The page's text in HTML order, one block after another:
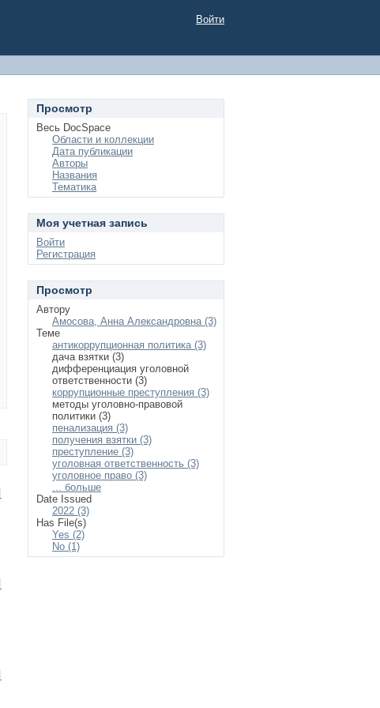
Войти
Просмотр
Весь DocSpace
Области и коллекции
Дата публикации
Авторы
Названия
Тематика
Моя учетная запись
Войти
Регистрация
Просмотр
Автору
Амосова, Анна Александровна (3)
Теме
антикоррупционная политика (3)
дача взятки (3)
дифференциация уголовной
ответственности (3)
коррупционные преступления (3)
методы уголовно-правовой
политики (3)
пенализация (3)
получения взятки (3)
преступление (3)
уголовная ответственность (3)
уголовное право (3)
... больше
Date Issued
2022 (3)
Has File(s)
Yes (2)
No (1)